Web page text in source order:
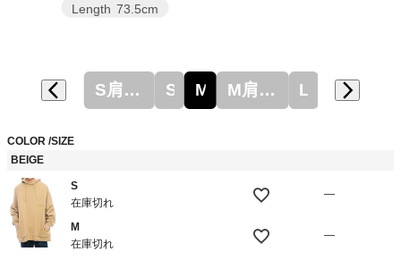
Length 73.5cm
S肩幅78 M肩幅80
COLOR SIZE
BEIGE
S
在庫切れ
—
M
在庫切れ
—